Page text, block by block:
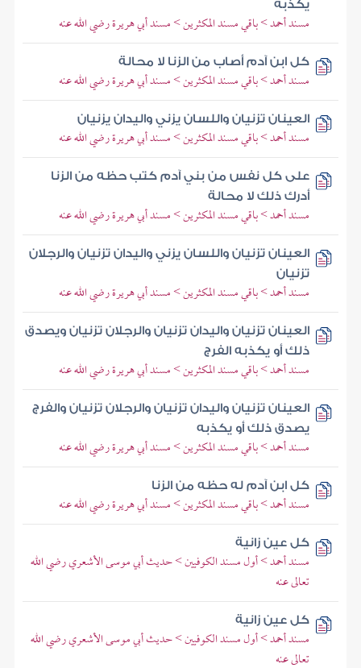
يكذبه
مسند أحمد > باقي مسند المكثرين > مسند أبي هريرة رضي الله عنه
كل ابن آدم أصاب من الزنا لا محالة
مسند أحمد > باقي مسند المكثرين > مسند أبي هريرة رضي الله عنه
العينان تزنيان واللسان يزني واليدان يزنيان
مسند أحمد > باقي مسند المكثرين > مسند أبي هريرة رضي الله عنه
على كل نفس من بني آدم كتب حظه من الزنا
أدرك ذلك لا محالة
مسند أحمد > باقي مسند المكثرين > مسند أبي هريرة رضي الله عنه
العينان تزنيان واللسان يزني واليدان تزنيان والرجلان
تزنيان
مسند أحمد > باقي مسند المكثرين > مسند أبي هريرة رضي الله عنه
العينان تزنيان واليدان تزنيان والرجلان تزنيان ويصدق
ذلك أو يكذبه الفرج
مسند أحمد > باقي مسند المكثرين > مسند أبي هريرة رضي الله عنه
العينان تزنيان واليدان تزنيان والرجلان تزنيان والفرج
يصدق ذلك أو يكذبه
مسند أحمد > باقي مسند المكثرين > مسند أبي هريرة رضي الله عنه
كل ابن آدم له حظه من الزنا
مسند أحمد > باقي مسند المكثرين > مسند أبي هريرة رضي الله عنه
كل عين زانية
مسند أحمد > أول مسند الكوفيين > حديث أبي موسى الأشعري رضي الله
تعالى عنه
كل عين زانية
مسند أحمد > أول مسند الكوفيين > حديث أبي موسى الأشعري رضي الله
تعالى عنه